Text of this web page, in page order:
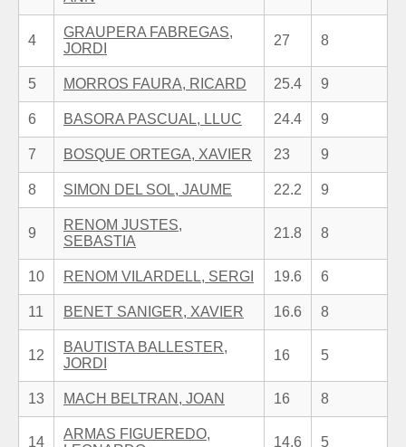
4
GRAUPERA FABREGAS,
JORDI
27 8
5 MORROS FAURA, RICARD 25.4 9
6 BASORA PASCUAL, LLUC 24.4 9
7 BOSQUE ORTEGA, XAVIER 23 9
8 SIMON DEL SOL, JAUME 22.2 9
9
RENOM JUSTES,
SEBASTIA
21.8 8
10 RENOM VILARDELL, SERGI 19.6 6
11 BENET SANIGER, XAVIER 16.6 8
12
BAUTISTA BALLESTER,
JORDI
16 5
13 MACH BELTRAN, JOAN 16 8
14
ARMAS FIGUEREDO,
14.6 5